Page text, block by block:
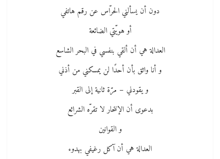
دون أن يسألني الحرّاس عن رقم هاتفي
أو هويّتي الضائعة
العدالة هي أن ألقي بنفسي في البحر الشاسع
و أنا واثق بأن أحدًا لن يمسكني من أذني
و يقودني – مرّة ثانية إلى القبر
بدعوى أن الإنتحار لا تقرّه الشرائع
و القوانين
العدالة هي أن آكل رغيفي بهدوء